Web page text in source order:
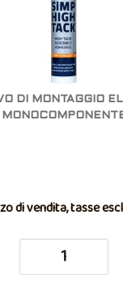
DI MONTAGGIO
di vendita, tasse